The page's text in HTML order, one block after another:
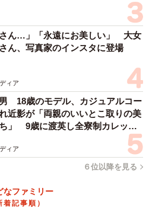
ん…」「永遠にお美しい」 大女
ん、写真家のインスタに登場
ィア
18歳のモデル、カジュアルコー
近影が「両親のいいとこ取りの美
」 9歳に渡英し全寮制カレッジ
ィア
６位以降を見る
なファミリー
着記事順）